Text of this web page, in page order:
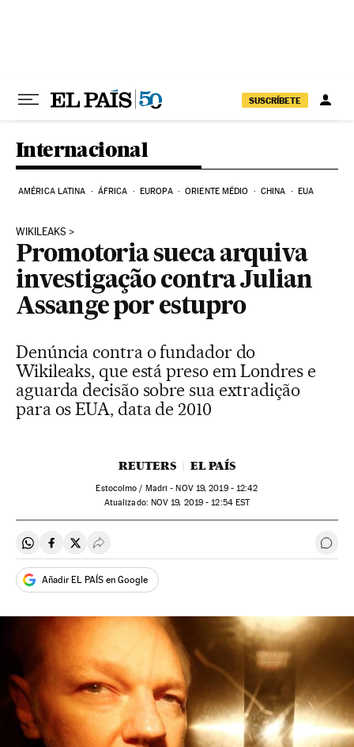
SUSCRÍBETE
Internacional
AMÉRICA LATINA ÁFRICA EUROPA ORIENTE MÉDIO CHINA EUA
WIKILEAKS
Promotoria sueca arquiva
investigação contra Julian
Assange por estupro
Denúncia contra o fundador do
Wikileaks, que está preso em Londres e
aguarda decisão sobre sua extradição
para os EUA, data de 2010
REUTERS EL PAÍS
Estocolmo / Madri -NOV19, 2019 - 12:42
atualizado: NOV 19, 2019 - 12:54EST
Compartir en Whatsapp
Compartir en Facebook
Compartir en Twitter
Desplegar Redes Sociales
Añadir EL PAÍS en Google